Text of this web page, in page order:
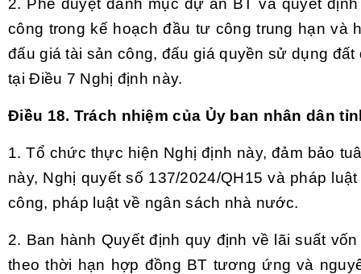
2. Phê duyệt danh mục dự án BT và quyết
công trong kế hoạch đầu tư công trung hạn và
đấu giá tài sản công, đấu giá quyền sử dụng
tạiĐiều 7 Nghị định này.
Điều 18. Trách nhiệm của Ủy ban nhân dân
1. Tổ chức thực hiện Nghị định này, đảm bảo
này, Nghị quyết số 137/2024/QH15 và pháp
công, pháp luật về ngân sách nhà nước.
2. Ban hành Quyết định quy định về lãi suất
theo thời hạn hợp đồng BT tương ứng và